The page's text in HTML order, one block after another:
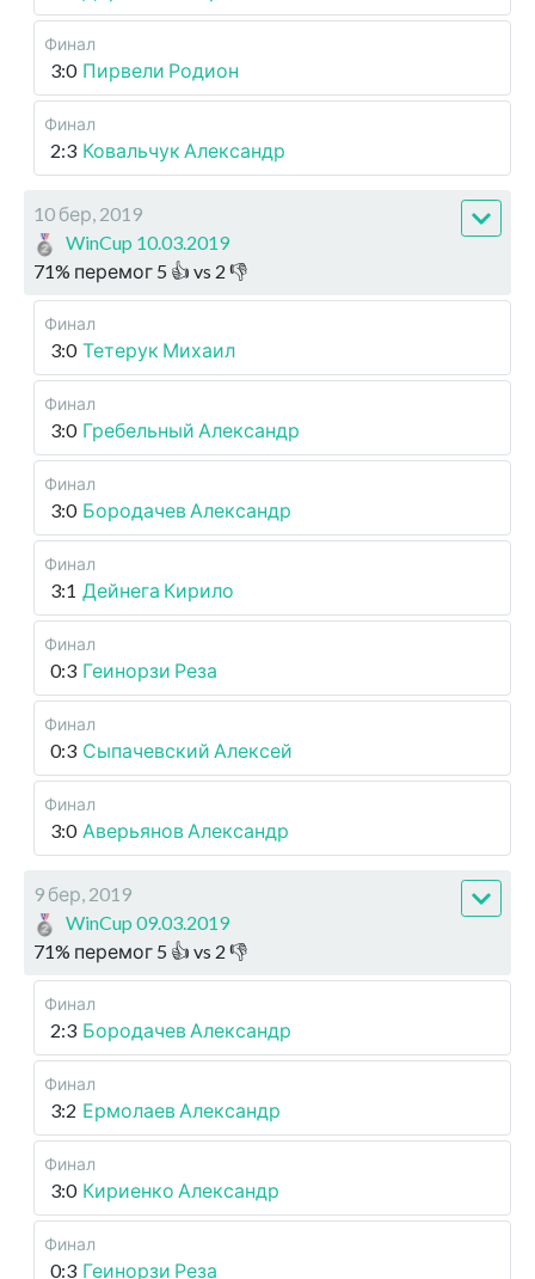
Финал
3:0 Пирвели Родион
Финал
2:3 Ковальчук Александр
10 бер, 2019
WinCup 10.03.2019
71% перемог 5 👍 vs 2 👎
Финал
3:0 Тетерук Михаил
Финал
3:0 Гребельный Александр
Финал
3:0 Бородачев Александр
Финал
3:1 Дейнега Кирило
Финал
0:3 Геинорзи Реза
Финал
0:3 Сыпачевский Алексей
Финал
3:0 Аверьянов Александр
9 бер, 2019
WinCup 09.03.2019
71% перемог 5 👍 vs 2 👎
Финал
2:3 Бородачев Александр
Финал
3:2 Ермолаев Александр
Финал
3:0 Кириенко Александр
Финал
0:3 Геинорзи Реза